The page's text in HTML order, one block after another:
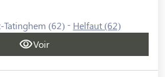
(62) - Helfaut (62)
Voir